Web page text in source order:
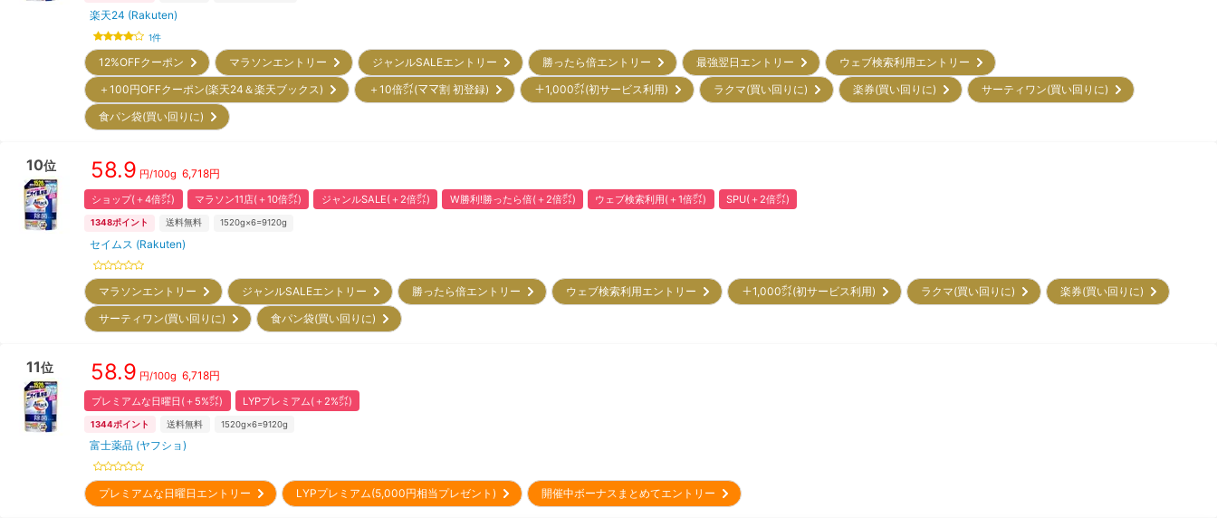
楽天24 (Rakuten)
1件
12%OFFクーポン マラソンエントリー ジャンルSALEエントリー 勝ったら倍エントリー 最強翌日エントリー
ウェブ検索利用エントリー
＋100円OFFクーポン(楽天24＆楽天ブックス)
＋10倍㌽(ママ割 初登録) ＋1,000㌽(初サービス利用) ラクマ(買い回りに) 楽券(買い回りに)
サーティワン(買い回りに)
食パン袋(買い回りに)
10位 58.9 円/100g 6,718円
ショップ(＋4倍㌽) マラソン11店(＋10倍㌽) ジャンルSALE(＋2倍㌽) W勝利!勝ったら倍(＋2倍㌽) ウェブ検索利用(＋1倍㌽) SPU(＋2倍㌽)
1348ポイント 送料無料 1520g×6=9120g
セイムス (Rakuten)
マラソンエントリー ジャンルSALEエントリー 勝ったら倍エントリー ウェブ検索利用エントリー ＋1,000㌽(初サービス利用) ラクマ(買い回りに)
楽券(買い回りに)
サーティワン(買い回りに)
食パン袋(買い回りに)
11位 58.9 円/100g 6,718円
プレミアムな日曜日(＋5%㌽) LYPプレミアム(＋2%㌽)
1344ポイント 送料無料 1520g×6=9120g
富士薬品 (ヤフショ)
プレミアムな日曜日エントリー LYPプレミアム(5,000円相当プレゼント) 開催中ボーナスまとめてエントリー